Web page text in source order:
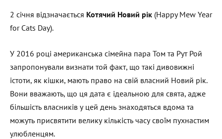
2 січня відзначається Котячий Новий рік (Happy Mew Year
for Cats Day).
У 2016 році американська сімейна пара Том та Рут Рой
запропонували визнати той факт, що такі дивовижні
істоти, як кішки, мають право на свій власний Новий рік.
Вони вважають, що ця дата є ідеальною для свята, адже
більшість власників у цей день знаходяться вдома та
можуть присвятити велику кількість часу своїм пухнастим
улюбленцям.